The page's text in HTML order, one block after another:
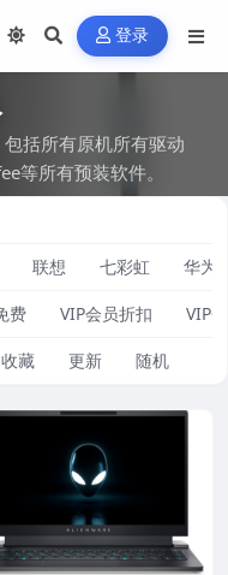
登录
括所有原机所有驱动
等所有预装软件。
联想 七彩虹 华为
费 VIP会员折扣 VIP
收藏 更新 随机